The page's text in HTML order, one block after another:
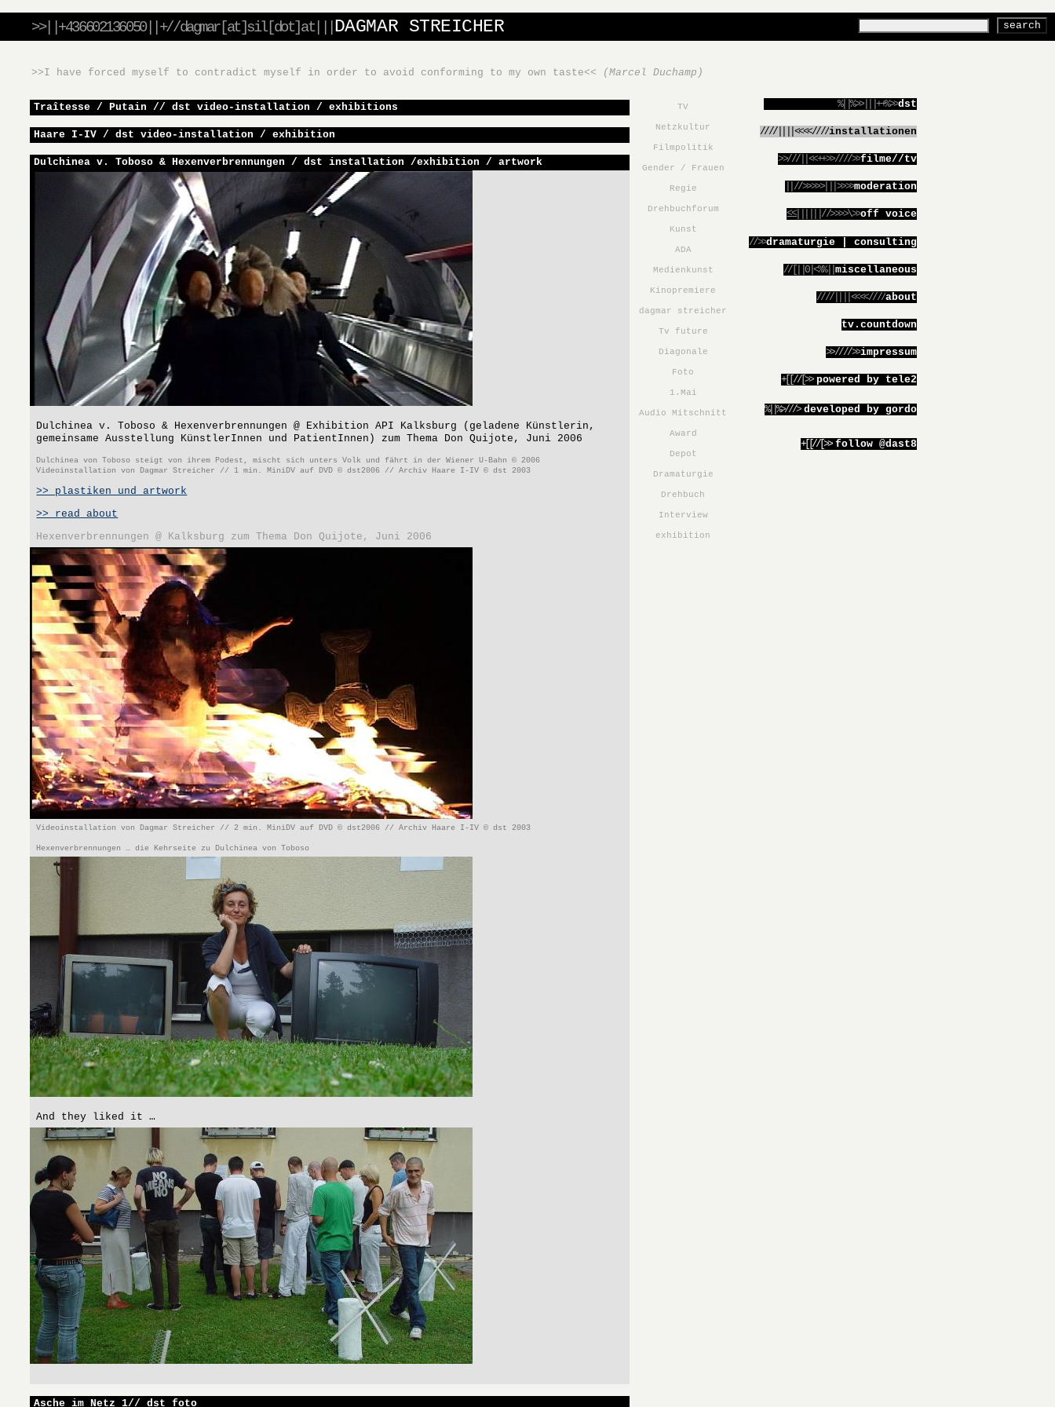
>>||+436602136050||+//dagmar[at]sil[dot]at||| DAGMAR STREICHER
>>I have forced myself to contradict myself in order to avoid conforming to my own taste<< (Marcel Duchamp)
Traîtesse / Putain // dst video-installation / exhibitions
Haare I-IV / dst video-installation / exhibition
Dulchinea v. Toboso & Hexenverbrennungen / dst installation /exhibition / artwork
Dulchinea v. Toboso & Hexenverbrennungen @ Exhibition API Kalksburg (geladene Künstlerin,
gemeinsame Ausstellung KünstlerInnen und PatientInnen) zum Thema Don Quijote, Juni 2006
Dulchinea von Toboso steigt von ihrem Podest, mischt sich unters Volk und fährt in der Wiener U-Bahn © 2006
Videoinstallation von Dagmar Streicher // 1 min. MiniDV auf DVD © dst2006 // Archiv Haare I-IV © dst 2003
>> plastiken und artwork
>> read about
Hexenverbrennungen @ Kalksburg zum Thema Don Quijote, Juni 2006
Videoinstallation von Dagmar Streicher // 2 min. MiniDV auf DVD © dst2006 // Archiv Haare I-IV © dst 2003
Hexenverbrennungen … die Kehrseite zu Dulchinea von Toboso
And they liked it …
Asche im Netz_1// dst foto
TV
Netzkultur
Filmpolitik
Gender / Frauen
Regie
Drehbuchforum
Kunst
ADA
Medienkunst
Kinopremiere
dagmar streicher
Tv future
Diagonale
Foto
1.Mai
Audio Mitschnitt
Award
Depot
Dramaturgie
Drehbuch
Interview
exhibition
%||%>>|||++%>>dst
////||||<<<<////installationen
>>///||<<++>>////>>filme//tv
||//>>>>>|||>>>>moderation
≤≤||||||//>>>>\>>off voice
//>>dramaturgie | consulting
//[||0|<%%|| miscellaneous
////||||<<<<////about
tv.countdown
>>////>>impressum
+[[//[>> powered by tele2
%||%>///> developed by gordo
+[[//[>> follow @dast8